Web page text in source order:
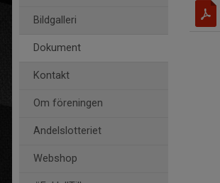
Bildgalleri
Dokument
Kontakt
Om föreningen
Andelslotteriet
Webshop